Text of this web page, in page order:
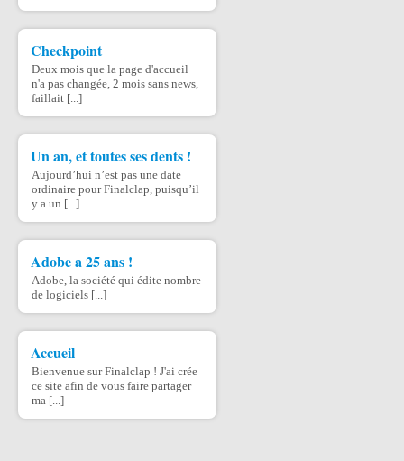
Checkpoint
Deux mois que la page d'accueil
n'a pas changée, 2 mois sans news,
faillait [...]
Un an, et toutes ses dents !
Aujourd’hui n’est pas une date
ordinaire pour Finalclap, puisqu’il
y a un [...]
Adobe a 25 ans !
Adobe, la société qui édite nombre
de logiciels [...]
Accueil
Bienvenue sur Finalclap ! J'ai crée
ce site afin de vous faire partager
ma [...]